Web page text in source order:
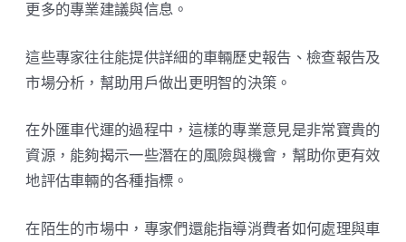
更多的專業建議與信息。
這些專家往往能提供詳細的車輛歷史報告、檢查報告及
市場分析，幫助用戶做出更明智的決策。
在外匯車代運的過程中，這樣的專業意見是非常寶貴的
資源，能夠揭示一些潛在的風險與機會，幫助你更有效
地評估車輛的各種指標。
在陌生的市場中，專家們還能指導消費者如何處理與車